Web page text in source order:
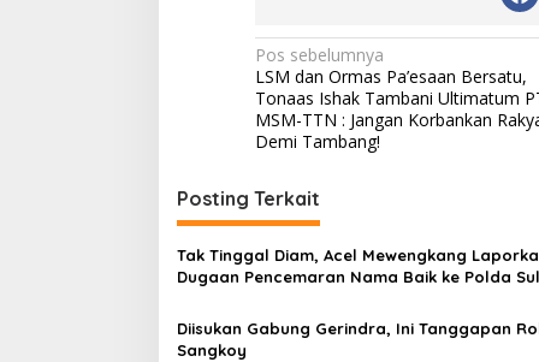
N
a
v
g
a
s
p
Pos sebelumnya
LSM dan Ormas Pa’esaan Bersatu,
Tonaas Ishak Tambani Ultimatum
MSM-TTN : Jangan Korbankan
Demi Tambang!
Posting Terkait
‎Tak Tinggal Diam, Acel Mewengkang
Dugaan Pencemaran Nama Baik ke Polda
‎Diisukan Gabung Gerindra, Ini Tanggapan
Sangkoy